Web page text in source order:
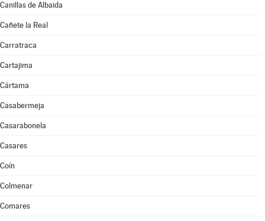
Canillas de Albaida
Cañete la Real
Carratraca
Cartajima
Cártama
Casabermeja
Casarabonela
Casares
Coín
Colmenar
Comares